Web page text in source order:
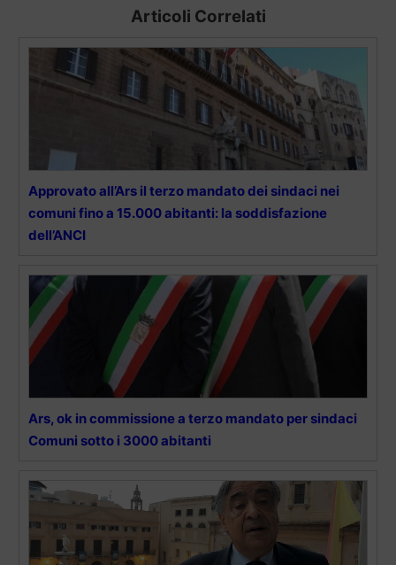
Articoli Correlati
Approvato all’Ars il terzo mandato dei sindaci nei
comuni fino a 15.000 abitanti: la soddisfazione
dell’ANCI
Ars, ok in commissione a terzo mandato per sindaci
Comuni sotto i 3000 abitanti